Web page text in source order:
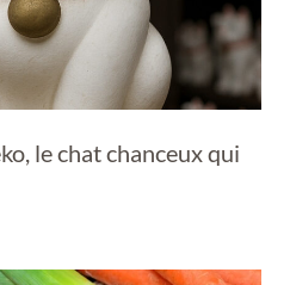
le chat chanceux qui